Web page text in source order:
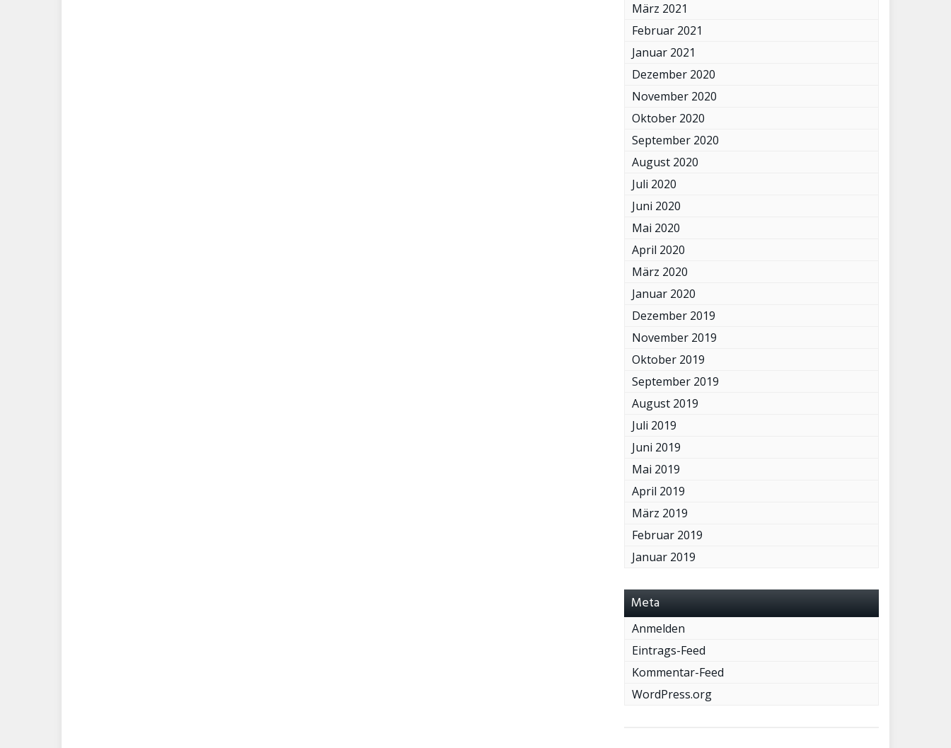
März 2021
Februar 2021
Januar 2021
Dezember 2020
November 2020
Oktober 2020
September 2020
August 2020
Juli 2020
Juni 2020
Mai 2020
April 2020
März 2020
Januar 2020
Dezember 2019
November 2019
Oktober 2019
September 2019
August 2019
Juli 2019
Juni 2019
Mai 2019
April 2019
März 2019
Februar 2019
Januar 2019
Meta
Anmelden
Eintrags-Feed
Kommentar-Feed
WordPress.org